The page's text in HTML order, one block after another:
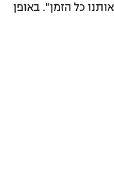
כל הזמן". באופן